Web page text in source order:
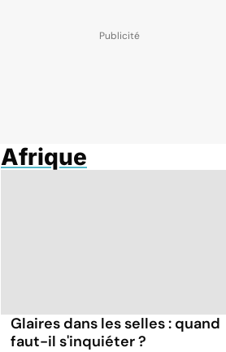
Afrique
Glaires dans les selles : quand
faut-il s'inquiéter ?